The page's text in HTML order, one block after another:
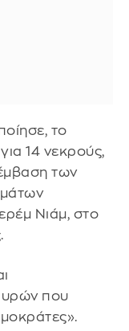
το
14 νεκρούς,
των
Νιάμ, στο
που